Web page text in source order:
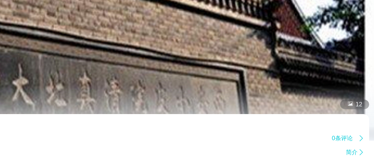
 12
0条评论 
简介 